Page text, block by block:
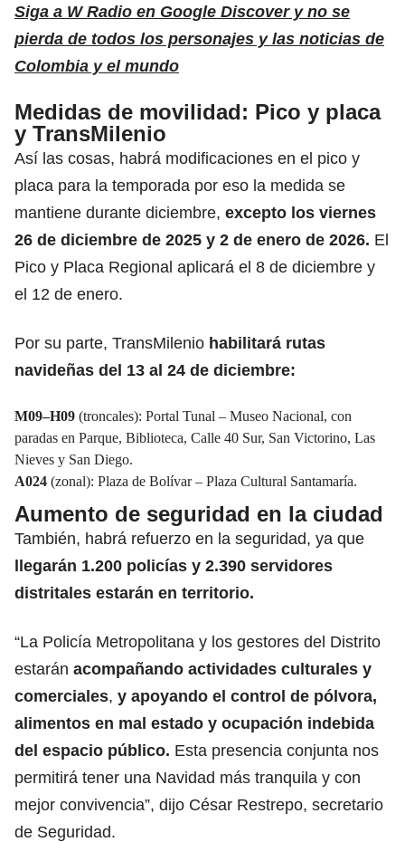
Siga a W Radio en Google Discover y no se
pierda de todos los personajes y las noticias de
Colombia y el mundo
Medidas de movilidad: Pico y placa
y TransMilenio
Así las cosas, habrá modificaciones en el pico y
placa para la temporada por eso la medida se
mantiene durante diciembre, excepto los viernes
26 de diciembre de 2025 y 2 de enero de 2026. El
Pico y Placa Regional aplicará el 8 de diciembre y
el 12 de enero.
Por su parte, TransMilenio habilitará rutas
navideñas del 13 al 24 de diciembre:
M09–H09 (troncales): Portal Tunal – Museo Nacional, con
paradas en Parque, Biblioteca, Calle 40 Sur, San Victorino, Las
Nieves y San Diego.
A024 (zonal): Plaza de Bolívar – Plaza Cultural Santamaría.
Aumento de seguridad en la ciudad
También, habrá refuerzo en la seguridad, ya que
llegarán 1.200 policías y 2.390 servidores
distritales estarán en territorio.
“La Policía Metropolitana y los gestores del Distrito
estarán acompañando actividades culturales y
comerciales, y apoyando el control de pólvora,
alimentos en mal estado y ocupación indebida
del espacio público. Esta presencia conjunta nos
permitirá tener una Navidad más tranquila y con
mejor convivencia”, dijo César Restrepo, secretario
de Seguridad.